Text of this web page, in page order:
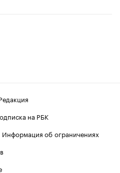
на РБК
Информация об ограничениях